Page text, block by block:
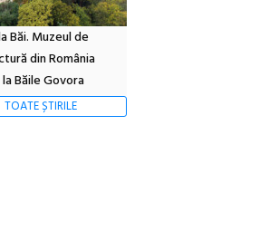
Băi. Muzeul de
din România
Băile Govora
TOATE ȘTIRILE